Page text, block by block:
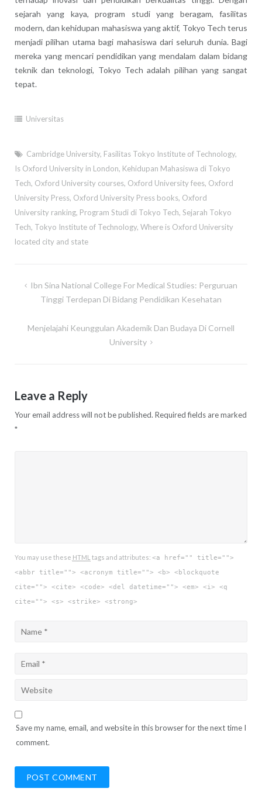
sejarah yang kaya, program studi yang beragam, fasilitas
modern, dan kehidupan mahasiswa yang aktif, Tokyo Tech terus
menjadi pilihan utama bagi mahasiswa dari seluruh dunia. Bagi
mereka yang mencari pendidikan yang mendalam dalam bidang
teknik dan teknologi, Tokyo Tech adalah pilihan yang sangat
tepat.
Universitas
Cambridge University, Fasilitas Tokyo Institute of Technology,
Is Oxford University in London, Kehidupan Mahasiswa di Tokyo
Tech, Oxford University courses, Oxford University fees, Oxford
University Press, Oxford University Press books, Oxford
University ranking, Program Studi di Tokyo Tech, Sejarah Tokyo
Tech, Tokyo Institute of Technology, Where is Oxford University
located city and state
Post
navigation
Ibn Sina National College For Medical Studies: Perguruan
Tinggi Terdepan Di Bidang Pendidikan Kesehatan
Menjelajahi Keunggulan Akademik Dan Budaya Di Cornell
University
Leave a Reply
Your email address will not be published. Required fields are marked
*
You may use these HTML tags and attributes: <a href="" title="">
<abbr title=""> <acronym title=""> <b> <blockquote
cite=""> <cite> <code> <del datetime=""> <em> <i> <q
cite=""> <s> <strike> <strong>
Save my name, email, and website in this browser for the next time I
comment.